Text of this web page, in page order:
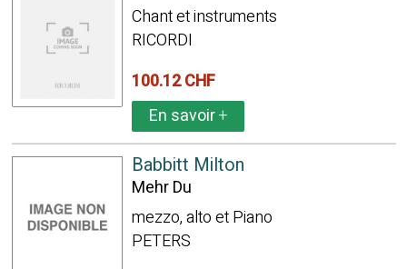
Chant et instruments
RICORDI
100.12 CHF
En savoir+
Babbitt Milton
Mehr Du
mezzo, alto et Piano
PETERS